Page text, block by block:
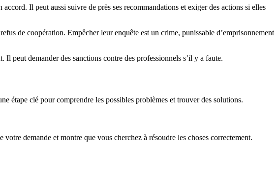
Il peut aussi suivre de près ses recommandations et exiger des actions si elles
de coopération. Empêcher leur enquête est un crime, punissable d’emprisonnement
peut demander des sanctions contre des professionnels s’il y a faute.
étape clé pour comprendre les possibles problèmes et trouver des solutions.
demande et montre que vous cherchez à résoudre les choses correctement.